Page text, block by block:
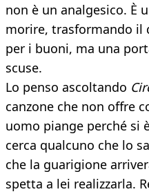
non è un analgesico. È
morire, trasformando il
per i buoni, ma una
scuse.
Lo penso ascoltando
canzone che non offre
uomo piange perché si
cerca qualcuno che lo
che la guarigione
spetta a lei realizzarla.